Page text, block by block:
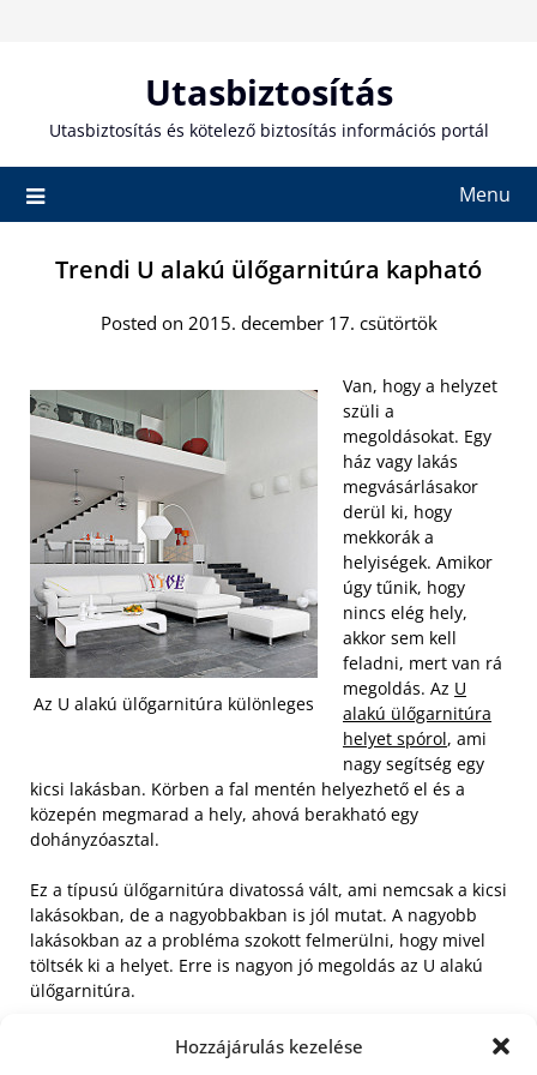
Hozzájárulás kezelése
Utasbiztosítás
Utasbiztosítás és kötelező biztosítás információs portál
Menu
Trendi U alakú ülőgarnitúra kapható
Posted on 2015. december 17. csütörtök
Az U alakú ülőgarnitúra különleges
Van, hogy a helyzet
szüli a
megoldásokat. Egy
ház vagy lakás
megvásárlásakor
derül ki, hogy
mekkorák a
helyiségek. Amikor
úgy tűnik, hogy
nincs elég hely,
akkor sem kell
feladni, mert van rá
megoldás. Az U
alakú ülőgarnitúra
helyet spórol, ami
nagy segítség egy
kicsi lakásban. Körben a fal mentén helyezhető el és a
közepén megmarad a hely, ahová berakható egy
dohányzóasztal.
Ez a típusú ülőgarnitúra divatossá vált, ami nemcsak a kicsi
lakásokban, de a nagyobbakban is jól mutat. A nagyobb
lakásokban az a probléma szokott felmerülni, hogy mivel
töltsék ki a helyet. Erre is nagyon jó megoldás az U alakú
ülőgarnitúra.
Rengeteg ember elfér rajta, nem kelt zsúfolt hatást és
remekül mutat a lakásban. Webüzletünkben az U alakú